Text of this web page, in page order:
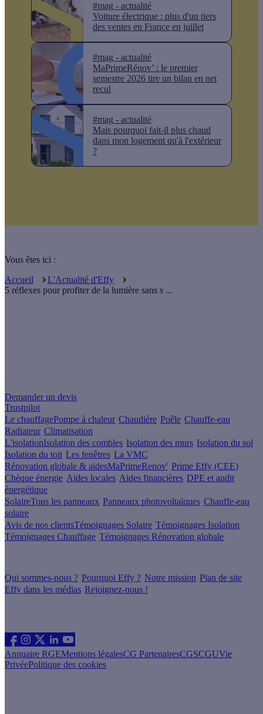
#mag - actualité
Voiture électrique : plus d'un tiers
des ventes en France en juillet
#mag - actualité
MaPrimeRénov’ : le premier
semestre 2026 tire un bilan en net
recul
#mag - actualité
Mais pourquoi fait-il plus chaud
dans mon logement qu'à l'extérieur
?
Vous êtes ici :
Accueil
L'Actualité d'Effy
5 réflexes pour profiter de la lumière sans s ...
Demander un devis
Trustpilot
Le chauffagePompe à chaleur Chaudière Poêle Chauffe-eau
Radiateur Climatisation
L'isolationIsolation des combles Isolation des murs Isolation du sol
Isolation du toit Les fenêtres La VMC
Rénovation globale & aidesMaPrimeRenov' Prime Effy (CEE)
Chèque énergie Aides locales Aides financières DPE et audit
énergétique
SolaireTous les panneaux Panneaux photovoltaïques Chauffe-eau
solaire
Avis de nos clientsTémoignages Solaire Témoignages Isolation
Témoignages Chauffage Témoignages Rénovation globale
Qui sommes-nous ? Pourquoi Effy ? Notre mission Plan de site
Effy dans les médias Rejoignez-nous !
Annuaire RGEMentions légalesCG PartenairesCGSCGUVie
PrivéePolitique des cookies